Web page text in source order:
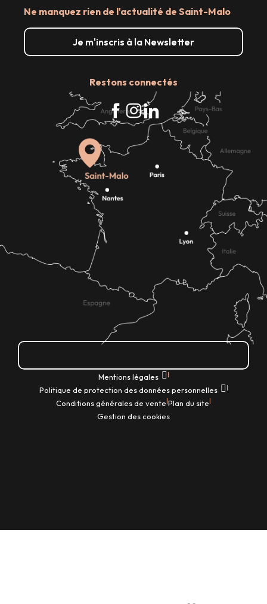
Ne manquez rien de l'actualité de Saint-Malo
Je m'inscris à la Newsletter
Restons connectés
Mentions légales |
Politique de protection des données personnelles |
Conditions générales de vente|Plan du site|
Gestion des cookies